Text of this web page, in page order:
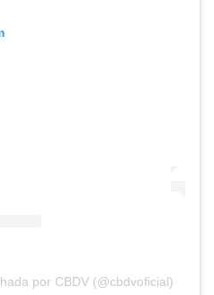
por CBDV (@cbdvoficial)